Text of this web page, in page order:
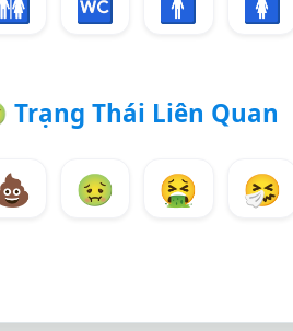
Trạng Thái Liên Quan
🤢 🤮 🤧